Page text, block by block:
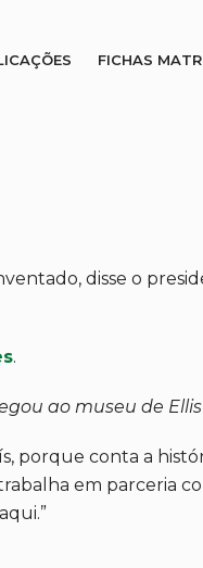
FICHAS
disse o
.
ao museu de
conta a
em parceria